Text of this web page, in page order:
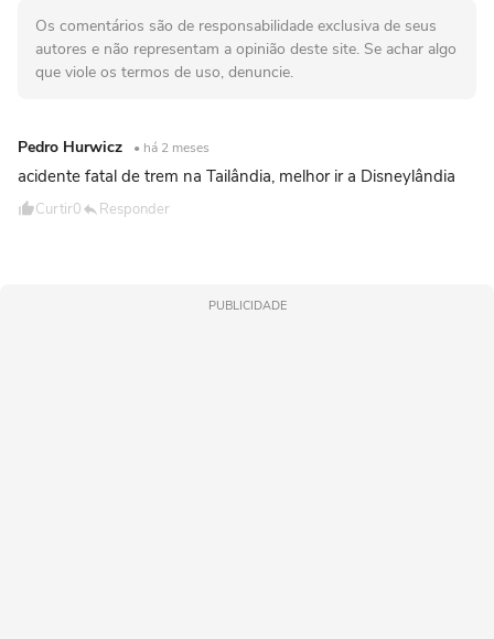
Os comentários são de responsabilidade exclusiva de seus
autores e não representam a opinião deste site. Se achar algo
que viole os termos de uso, denuncie.
Pedro Hurwicz • há 2 meses
acidente fatal de trem na Tailândia, melhor ir a Disneylândia
Curtir0 Responder
PUBLICIDADE